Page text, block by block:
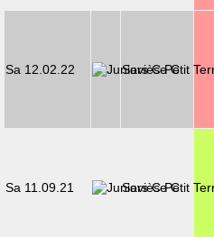
Sa 12.02.22 Savièse C
Sa 11.09.21 Savièse C